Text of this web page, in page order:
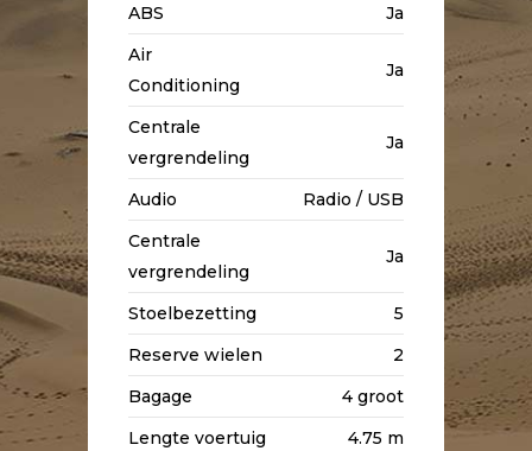
ABS
Ja
Air
Conditioning
Ja
Centrale
vergrendeling
Ja
Audio
Radio / USB
Centrale
vergrendeling
Ja
Stoelbezetting
5
Reserve wielen
2
Bagage
4 groot
Lengte voertuig
4.75 m